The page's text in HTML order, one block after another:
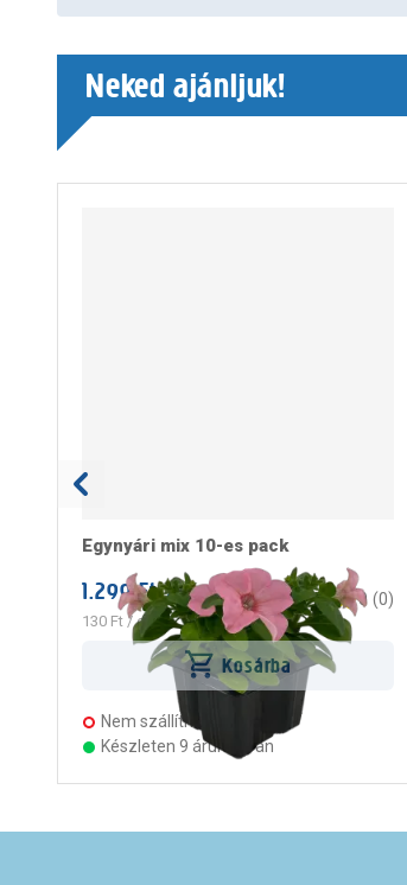
Neked ajánljuk!
Egynyári mix 10-es pack
1.299 Ft / tlc
130 Ft / darab
0 (0)
Kosárba
Nem szállítható
Készleten 9 áruházban